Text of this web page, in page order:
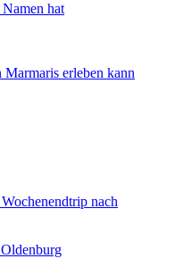
hat
erleben kann
nach